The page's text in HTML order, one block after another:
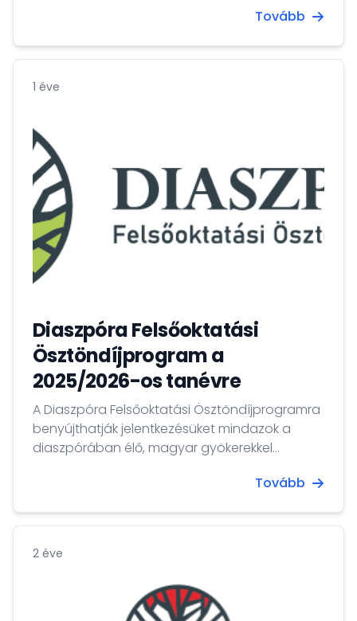
Tovább
1 éve
Diaszpóra Felsőoktatási
Ösztöndíjprogram a
2025/2026-os tanévre
A Diaszpóra Felsőoktatási Ösztöndíjprogramra
benyújthatják jelentkezésüket mindazok a
diaszpórában élő, magyar gyökerekkel
tanévtől Magyarországon szeretnék végezni
Tovább
2 éve